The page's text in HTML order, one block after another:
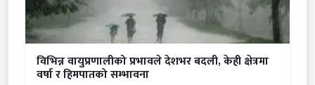
विभिन्न वायुप्रणालीको प्रभावले देशभर बदली, केही क्षेत्रमा
वर्षा र हिमपातको सम्भावना